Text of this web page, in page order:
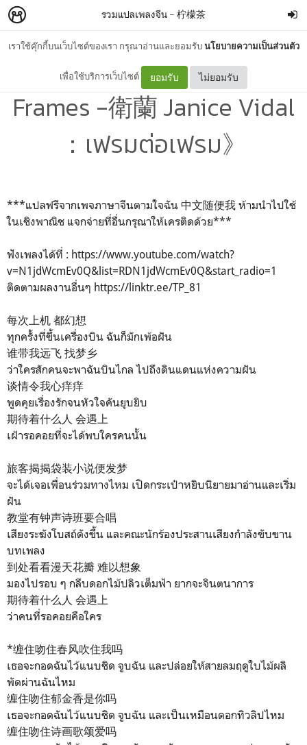
เราใช้คุ๊กกี้บนเว็บไซต์ของเรา กรุณาอ่านและยอมรับนโยบายความเป็นส่วนตัว
เพื่อใช้บริการเว็บไซต์ ยอมรับ ไม่ยอมรับ
รวมแปลเพลงจีน – 柠檬茶
#แปลเพลงจีน 《#一格格
Frames -衛蘭 Janice Vidal
：เฟรมต่อเฟรม》
***แปลฟรีจากเพจภาษาจีนตามใจฉัน 中文随便我 ห้ามนำไปใช้
ในเชิงพาณิช แจกจ่ายที่อื่นกรุณาให้เครติดด้วย***
ฟังเพลงได้ที่ : https://www.youtube.com/watch?
v=N1jdWcmEv0Q&list=RDN1jdWcmEv0Q&start_radio=1
ติดตามผลงานอื่นๆ https://linktr.ee/TP_81
每次上机 都幻想
ทุกครั้งที่ขึ้นเครื่องบิน ฉันก็มักเพ้อฝัน
谁带我远飞 找梦乡
ว่าใครสักคนจะพาฉันบินไกล ไปถึงดินแดนแห่งความฝัน
谈情令我心痒痒
พูดคุยเรื่องรักจนหัวใจคันยุบยิบ
期待着什么人 会遇上
เฝ้ารอคอยที่จะได้พบใครคนนั้น
旅客揭揭袋装小说便发梦
จะได้เจอเพื่อนร่วมทางไหม เปิดกระเป๋าหยิบนิยายมาอ่านและเริ่ม
ฝัน
教堂有钟声诗班要合唱
เสียงระฆังโบสถ์ดังขึ้น และคณะนักร้องประสานเสียงกำลังขับขาน
บทเพลง
到处看看漫天花瓣 难以想象
มองไปรอบ ๆ กลีบดอกไม้ปลิวเต็มฟ้า ยากจะจินตนาการ
期待着什么人 会遇上
ว่าคนที่รอคอยคือใคร
*缠住吻住春风吹住我吗
เธอจะกอดฉันไว้แนบชิด จูบฉัน และปล่อยให้สายลมฤดูใบไม้ผลิ
พัดผ่านฉันไหม
缠住吻住郁金香是你吗
เธอจะกอดฉันไว้แนบชิด จูบฉัน และเป็นเหมือนดอกทิวลิปไหม
缠住吻住诗画歌颂爱吗